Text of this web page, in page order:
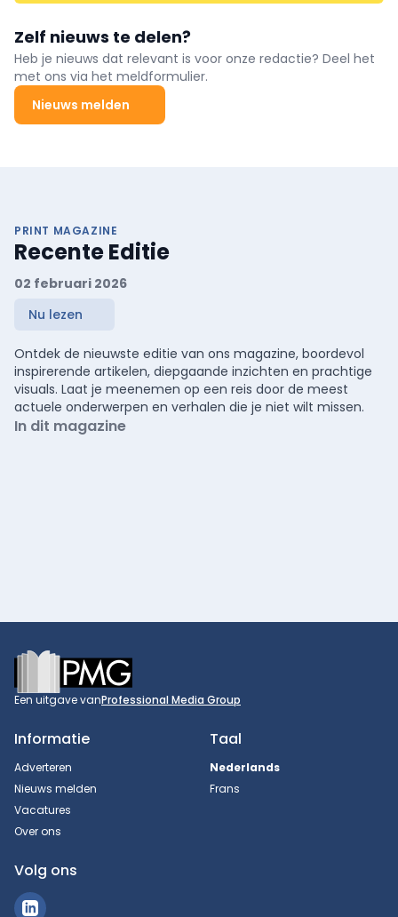
Zelf nieuws te delen?
Heb je nieuws dat relevant is voor onze redactie? Deel het
met ons via het meldformulier.
Nieuws melden
PRINT MAGAZINE
Recente Editie
02 februari 2026
Nu lezen
Ontdek de nieuwste editie van ons magazine, boordevol
inspirerende artikelen, diepgaande inzichten en prachtige
visuals. Laat je meenemen op een reis door de meest
actuele onderwerpen en verhalen die je niet wilt missen.
In dit magazine
Footer
Een uitgave vanProfessional Media Group
Informatie
Adverteren
Nieuws melden
Vacatures
Over ons
Taal
Nederlands
Frans
Volg ons